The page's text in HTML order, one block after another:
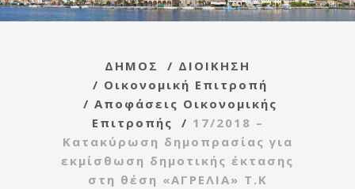
ΔΗΜΟΣ / ΔΙΟΙΚΗΣΗ
/ Οικονομική Επιτροπή
/ Αποφάσεις Οικονομικής
Επιτροπής
/ 17/2018 –
Κατακύρωση δημοπρασίας για
εκμίσθωση δημοτικής έκτασης
στη θέση «ΑΓΡΕΛΙΑ» Τ.Κ